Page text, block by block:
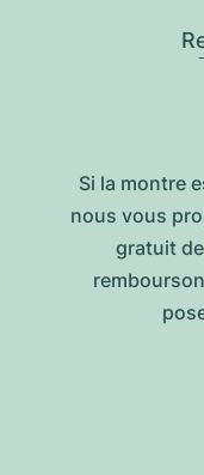
Si la montre
nous vous
gratuit